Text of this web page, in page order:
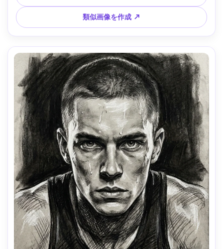
85mmレンズ、浅い被写界深度 --ar 4:5
類似画像を作成 ↗